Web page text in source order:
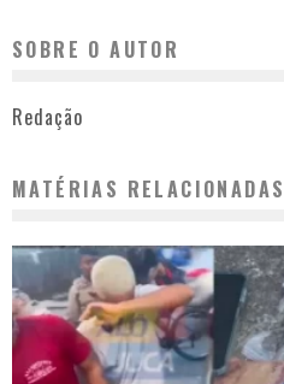
SOBRE O AUTOR
Redação
MATÉRIAS RELACIONADAS